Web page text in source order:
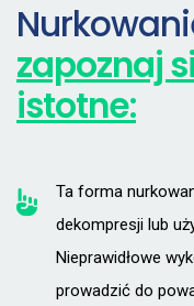
zapoznaj
istotne:
Ta forma
dekompresji lub
Nieprawidłowe
prowadzić do